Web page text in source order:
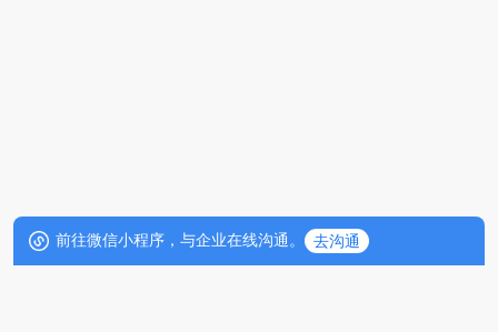
前往微信小程序，与企业在线沟通。 去沟通